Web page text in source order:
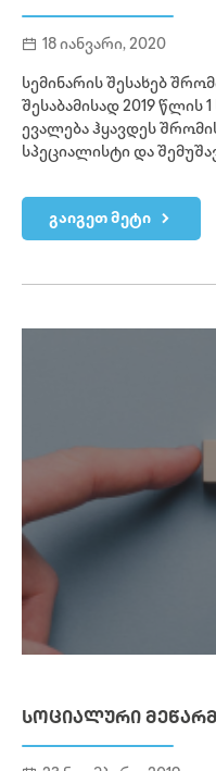
18 იანვარი, 2020
სემინარის შესახებ
შესაბამისად 2019 წლის
ევალება ჰყავდეს
სპეციალისტი და
გაიგეთ მეტი
ᲡᲝᲪᲘᲐᲚᲣᲠᲘ